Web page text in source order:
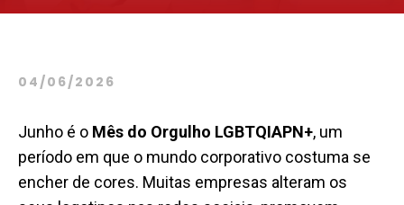
04/06/2026
Junho é o Mês do Orgulho LGBTQIAPN+, um
período em que o mundo corporativo costuma se
encher de cores. Muitas empresas alteram os